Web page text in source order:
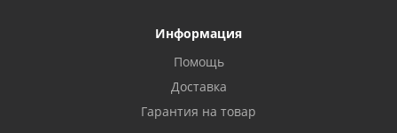
Информация
Помощь
Доставка
Гарантия на товар